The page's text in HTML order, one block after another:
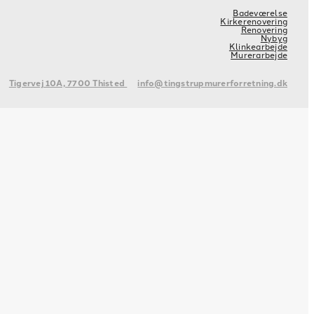
Badeværelse
Kirkerenovering
Renovering
Nybyg
Klinkearbejde
Murerarbejde
Tigervej 10A, 7700 Thisted info@tingstrupmurerforretning.dk